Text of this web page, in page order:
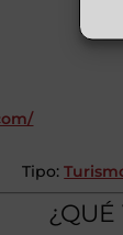
Tipo: